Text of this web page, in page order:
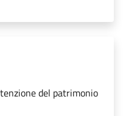
del patrimonio